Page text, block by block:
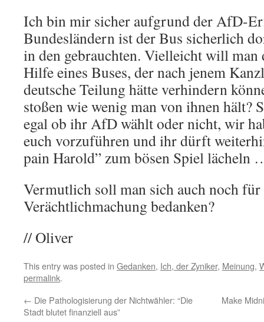
Ich bin mir sicher aufgrund der AfD-
Bundesländern ist der Bus sicherlich
in den gebrauchten. Vielleicht will man
Hilfe eines Buses, der nach jenem
deutsche Teilung hätte verhindern
stoßen wie wenig man von ihnen hält?
egal ob ihr AfD wählt oder nicht, wir
euch vorzuführen und ihr dürft
pain Harold” zum bösen Spiel lächeln
Vermutlich soll man sich auch noch
Verächtlichmachung bedanken?
// Oliver
This entry was posted in Gedanken, Ich, der Zyniker, Meinung,
permalink.
← Die Pathologisierung der Nichtwähler: “Die
Stadt blutet finanziell aus”
Make